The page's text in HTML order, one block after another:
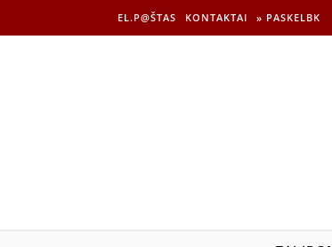
EL.P@ŠTAS KONTAKTAI » PASKELBK